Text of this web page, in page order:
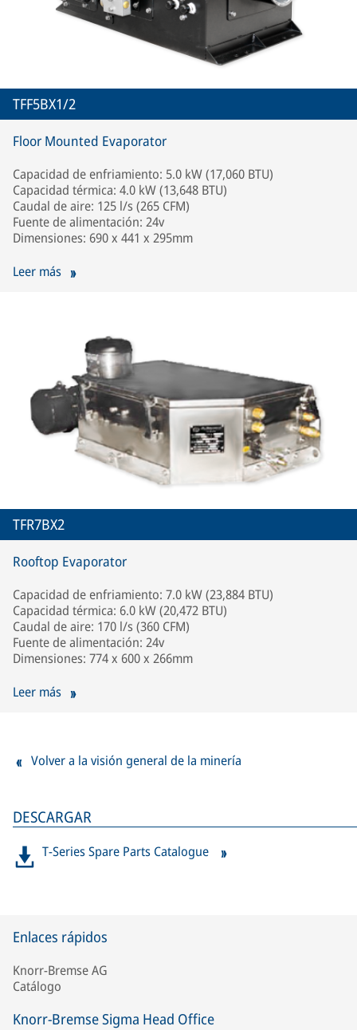
DESCARGAR
T-Series Spare Parts Catalogue
TFF5BX1/2
Floor Mounted Evaporator
Capacidad de enfriamiento: 5.0 kW (17,060 BTU)
Capacidad térmica: 4.0 kW (13,648 BTU)
Caudal de aire: 125 l/s (265 CFM)
Fuente de alimentación: 24v
Dimensiones: 690 x 441 x 295mm
Leer más
TFR7BX2
Rooftop Evaporator
Capacidad de enfriamiento: 7.0 kW (23,884 BTU)
Capacidad térmica: 6.0 kW (20,472 BTU)
Caudal de aire: 170 l/s (360 CFM)
Fuente de alimentación: 24v
Dimensiones: 774 x 600 x 266mm
Leer más
Volver a la visión general de la minería
Enlaces rápidos
Knorr-Bremse AG
Catálogo
Knorr-Bremse Sigma Head Office